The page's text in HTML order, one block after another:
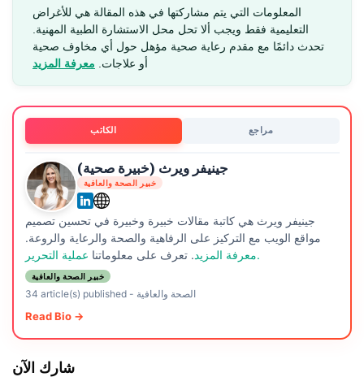
المعلومات التي يتم مشاركتها في هذه المقالة هي للأغراض
التعليمية فقط ويجب ألا تحل محل الاستشارة الطبية المهنية.
تحدث دائمًا مع مقدم رعاية صحية مؤهل حول أي مخاوف صحية
أو علاجات. معرفة المزيد
الكاتب مراجع
جينيفر ويرث (خبيرة صحية)
خبير الصحة والعافية
جينيفر ويرث هي كاتبة مقالات خبيرة وخبيرة في تحسين تصميم
مواقع الويب مع التركيز على الرفاهية والصحة والرعاية والروعة.
معرفة المزيد. تعرف على معلوماتنا عملية التحرير.
خبير الصحة والعافية
34 article(s) published- الصحة والعافية
Read Bio →
شارك الآن